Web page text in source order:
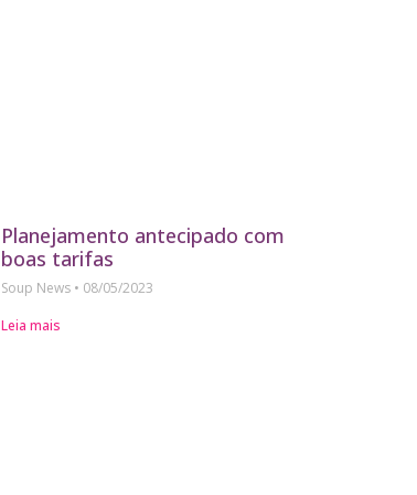
Planejamento antecipado com
boas tarifas
Soup News
08/05/2023
Leia mais